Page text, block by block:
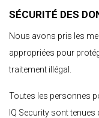
SÉCURITÉ DES
Nous avons pris les
appropriées pour
traitement illégal.
Toutes les personnes
IQ Security sont tenues